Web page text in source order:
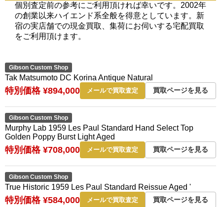
個別査定前の参考にご利用頂ければ幸いです。2002年
の創業以来ハイエンド系全般を得意としています。新
宿の実店舗での現金買取、集荷にお伺いする宅配買取
をご利用頂けます。
Gibson Custom Shop
Tak Matsumoto DC Korina Antique Natural
特別価格 ¥894,000 メールで買取査定 買取ページを見る
Gibson Custom Shop
Murphy Lab 1959 Les Paul Standard Hand Select Top
Golden Poppy Burst Light Aged
特別価格 ¥708,000 メールで買取査定 買取ページを見る
Gibson Custom Shop
True Historic 1959 Les Paul Standard Reissue Aged '
特別価格 ¥584,000 メールで買取査定 買取ページを見る